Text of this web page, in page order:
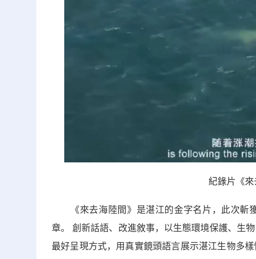
紀錄片《來
《來去海陸間》是湛江的金字名片，此次斬
章。 創新話語、改進敘事，以生態環境保護、生
最好呈現方式，用真實鏡頭語言展示湛江生物多